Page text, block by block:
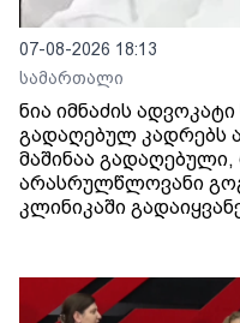
07-08-2026 18:13
სამართალი
ნია იმნაძის
გადაღებულ კადრებს
მაშინაა
არასრულწლოვანი
კლინიკაში